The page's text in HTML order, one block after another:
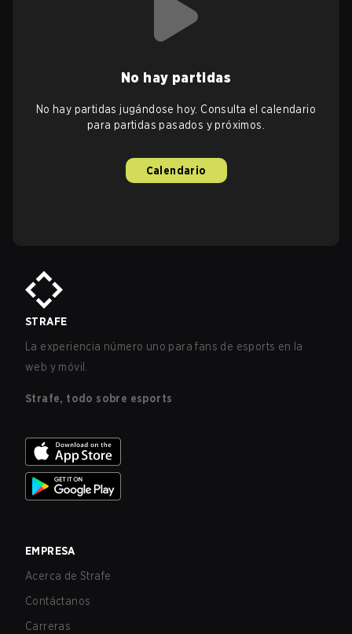
No hay partidas
No hay partidas jugándose hoy. Consulta el calendario
para partidas pasados y próximos.
Calendario
STRAFE
La experiencia número uno para fans de esports en la
web y móvil.
Strafe, todo sobre esports
EMPRESA
Acerca de Strafe
Contáctanos
Carreras